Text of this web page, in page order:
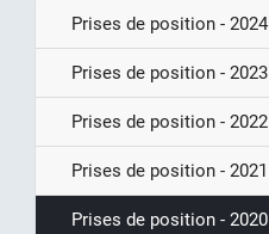
Prises de position - 2024
Prises de position - 2023
Prises de position - 2022
Prises de position - 2021
Prises de position - 2020